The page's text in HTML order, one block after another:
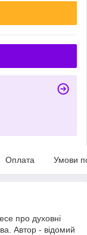
Оплата Умови
про духовні
Автор - відомий